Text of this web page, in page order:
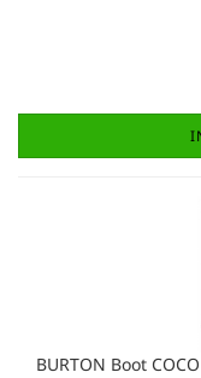
BURTON Boot